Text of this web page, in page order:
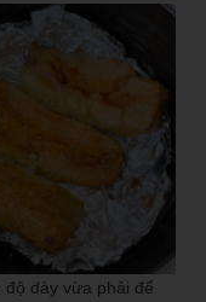
dày vừa phải để